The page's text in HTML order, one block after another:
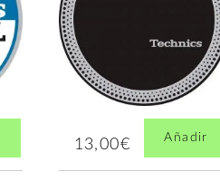
13,00€ Añadir